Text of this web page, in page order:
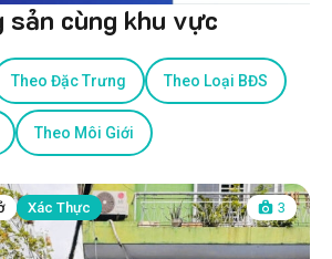
sản cùng khu vực
Theo Đặc Trưng Theo Loại BĐS
Theo Môi Giới
Xác Thực 3